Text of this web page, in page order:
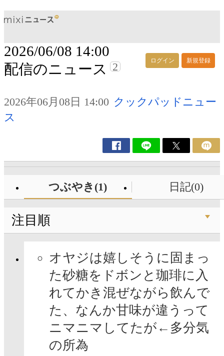
ログイン 新規登録
2026/06/08 14:00
配信のニュース
2
2026年06月08日 14:00 クックパッドニュー
ス
つぶやき(1) 日記(0)
注目順
オヤジは嬉しそうに固まっ
た砂糖をドボンと珈琲に入
れてかき混ぜながら飲んで
た、なんか甘味が違うって
ニマニマしてたが←多分気
の所為